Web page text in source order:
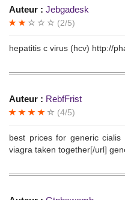
Auteur : Jebgadesk
(2/5)
hepatitis c virus (hcv) http://
Auteur : RebfFrist
(4/5)
best prices for generic cialis
viagra taken together[/url]